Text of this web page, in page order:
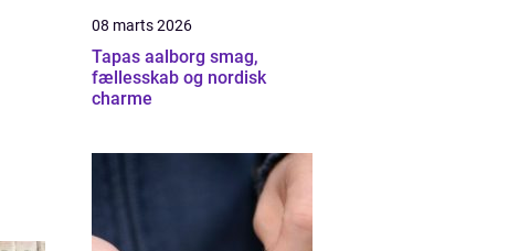
08 marts 2026
Tapas aalborg smag,
fællesskab og nordisk
charme